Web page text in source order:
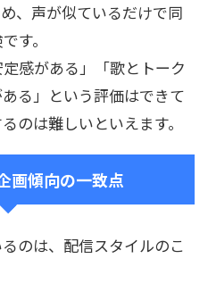
、声が似ているだけで同
す。
感がある」「歌とトーク
る」という評価はできて
のは難しいといえます。
画傾向の一致点
のは、配信スタイルのこ